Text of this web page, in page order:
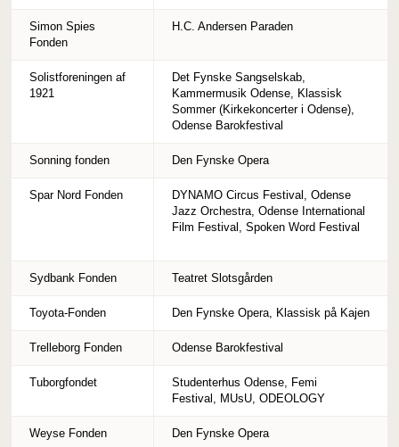
Simon Spies
Fonden
H.C. Andersen Paraden
Solistforeningen af
1921
Det Fynske Sangselskab,
Kammermusik Odense, Klassisk
Sommer (Kirkekoncerter i Odense),
Odense Barokfestival
Sonning fonden Den Fynske Opera
Spar Nord Fonden
DYNAMO Circus Festival, Odense
Jazz Orchestra, Odense International
Film Festival, Spoken Word Festival
Sydbank Fonden Teatret Slotsgården
Toyota-Fonden Den Fynske Opera, Klassisk på Kajen
Trelleborg Fonden Odense Barokfestival
Tuborgfondet
Studenterhus Odense, Femi
Festival, MUsU, ODEOLOGY
Weyse Fonden Den Fynske Opera